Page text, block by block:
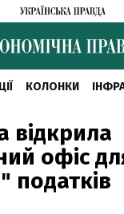
КОЛОНКИ
відкрила
офіс
податків